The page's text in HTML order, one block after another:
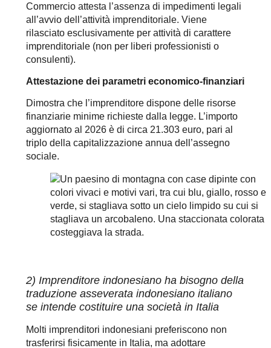
Commercio attesta l’assenza di impedimenti legali
all’avvio dell’attività imprenditoriale. Viene
rilasciato esclusivamente per attività di carattere
imprenditoriale (non per liberi professionisti o
consulenti).
Attestazione dei parametri economico-finanziari
Dimostra che l’imprenditore dispone delle risorse
finanziarie minime richieste dalla legge. L’importo
aggiornato al 2026 è di circa 21.303 euro, pari al
triplo della capitalizzazione annua dell’assegno
sociale.
2) Imprenditore indonesiano ha bisogno della
traduzione asseverata indonesiano italiano
se intende costituire una società in Italia
Molti imprenditori indonesiani preferiscono non
trasferirsi fisicamente in Italia, ma adottare